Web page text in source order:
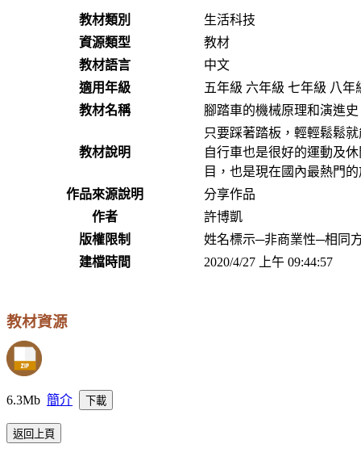
教材類別
生活科技
資源類型
教材
教材語言
中文
適用年級
五年級 六年級 七年級 八年
教材名稱
腳踏車的機械原理和演進史
教材說明
只要踩著踏板，輕輕鬆鬆
自行車也是很好的運動及
目，也是現在國內最熱門
作品來源說明
分享作品
作者
許博凱
版權限制
姓名標示─非商業性─相同
建檔時間
2020/4/27 上午 09:44:57
教材資源
6.3Mb 簡介 下載
返回上頁